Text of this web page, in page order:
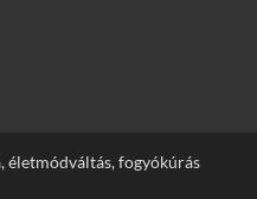
életmódváltás, fogyókúrás